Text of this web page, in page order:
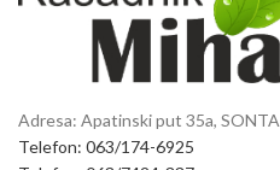
Adresa: Apatinski put 35a, SONTA
Telefon: 063/174-6925